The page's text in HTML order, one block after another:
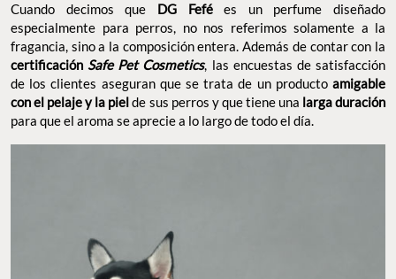
Cuando decimos que DG Fefées un perfume diseñado
especialmente para perros, no nos referimos solamente a la
fragancia, sino a la composición entera. Además de contar con la
certificación Safe Pet Cosmetics, las encuestas de satisfacción
de los clientes aseguran que se trata de un producto amigable
con el pelaje y la pielde sus perros y que tiene una larga duración
para que el aroma se aprecie a lo largo de todo el día.